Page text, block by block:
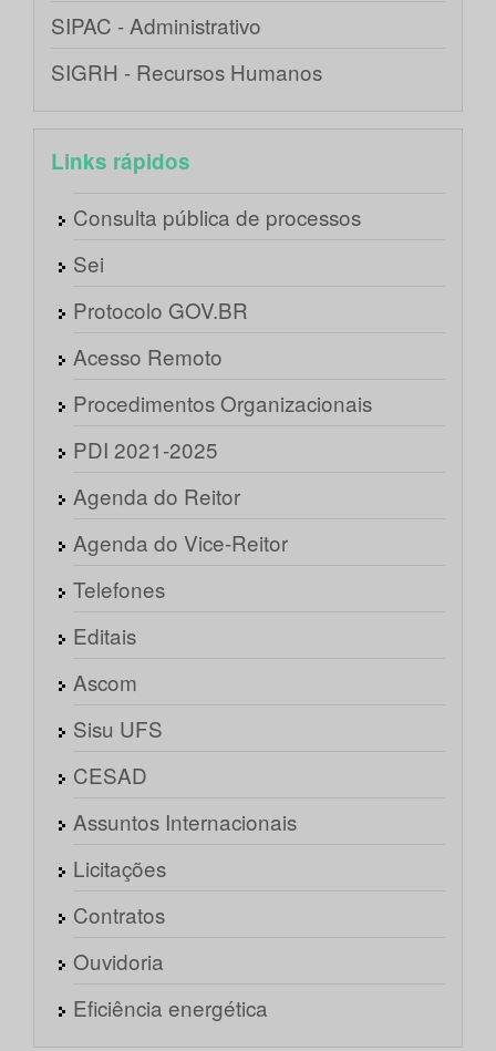
SIPAC - Administrativo
SIGRH - Recursos Humanos
Links rápidos
Consulta pública de processos
Sei
Protocolo GOV.BR
Acesso Remoto
Procedimentos Organizacionais
PDI 2021-2025
Agenda do Reitor
Agenda do Vice-Reitor
Telefones
Editais
Ascom
Sisu UFS
CESAD
Assuntos Internacionais
Licitações
Contratos
Ouvidoria
Eficiência energética